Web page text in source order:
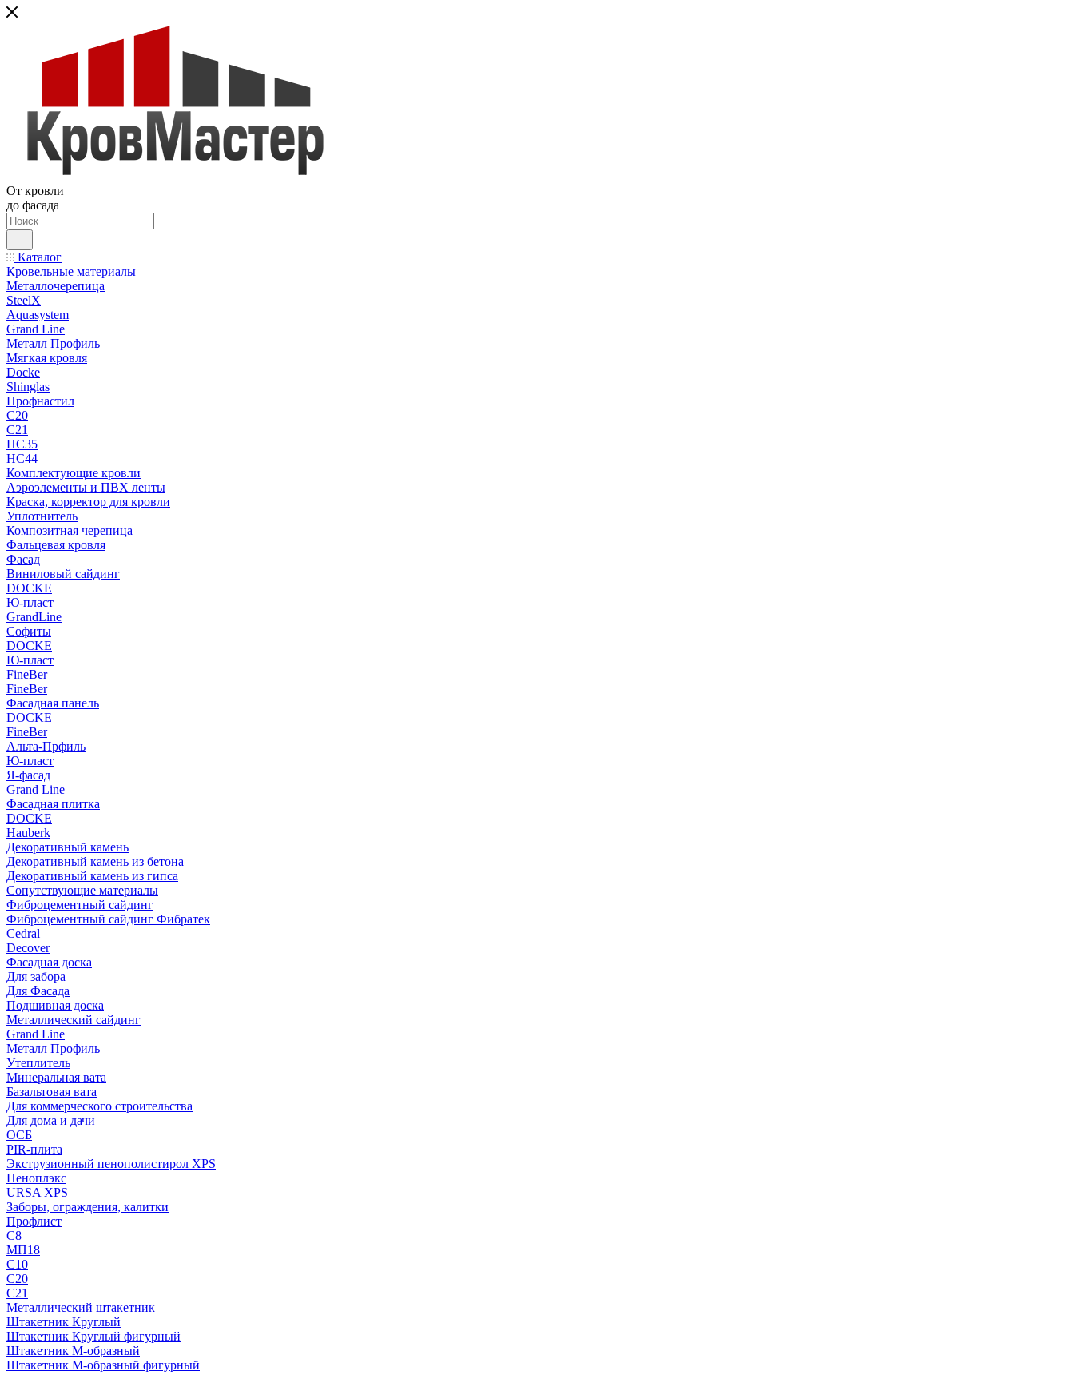
От кровли
до фасада
Каталог
Кровельные материалы
Металлочерепица
SteelX
Aquasystem
Grand Line
Металл Профиль
Мягкая кровля
Docke
Shinglas
Профнастил
C20
C21
НС35
НС44
Комплектующие кровли
Аэроэлементы и ПВХ ленты
Краска, корректор для кровли
Уплотнитель
Композитная черепица
Фальцевая кровля
Фасад
Виниловый сайдинг
DOCKE
Ю-пласт
GrandLine
Софиты
DOCKE
Ю-пласт
FineBer
FineBer
Фасадная панель
DOCKE
FineBer
Альта-Прфиль
Ю-пласт
Я-фасад
Grand Line
Фасадная плитка
DOCKE
Hauberk
Декоративный камень
Декоративный камень из бетона
Декоративный камень из гипса
Сопутствующие материалы
Фиброцементный сайдинг
Фиброцементный сайдинг Фибратек
Cedral
Decover
Фасадная доска
Для забора
Для Фасада
Подшивная доска
Металлический сайдинг
Grand Line
Металл Профиль
Утеплитель
Минеральная вата
Базальтовая вата
Для коммерческого строительства
Для дома и дачи
ОСБ
PIR-плита
Экструзионный пенополистирол XPS
Пеноплэкс
URSA XPS
Заборы, ограждения, калитки
Профлист
С8
МП18
С10
С20
С21
Металлический штакетник
Штакетник Круглый
Штакетник Круглый фигурный
Штакетник М-образный
Штакетник М-образный фигурный